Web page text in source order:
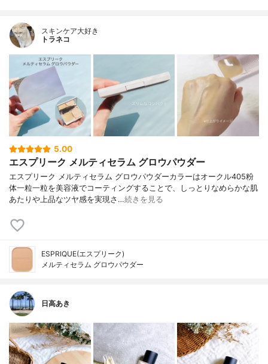
スキンケア大好き
トラネコ
5.00
エスプリーク メルティセラム グロウパウダー
エスプリーク メルティセラム グロウパウダーカラーはオークル405粉
体一粒一粒を美容液でコーティングすることで、しっとりなめらかな肌
あたりや上品なツヤ感を実現さ…続きを見る
ESPRIQUE(エスプリーク)
メルティセラム グロウパウダー
日高あき